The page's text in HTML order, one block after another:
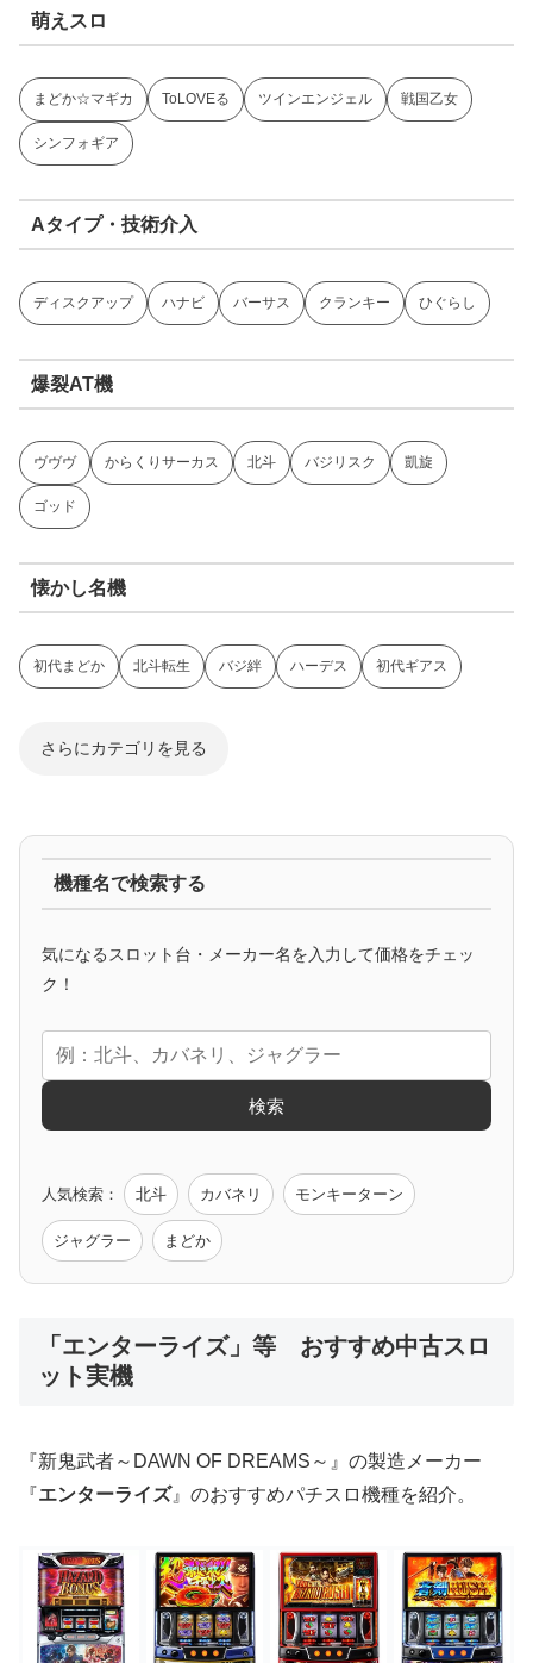
萌えスロ
まどか☆マギカ ToLOVEる ツインエンジェル 戦国乙女
シンフォギア
Aタイプ・技術介入
ディスクアップ ハナビ バーサス クランキー ひぐらし
爆裂AT機
ヴヴヴ からくりサーカス 北斗 バジリスク 凱旋
ゴッド
懐かし名機
初代まどか 北斗転生 バジ絆 ハーデス 初代ギアス
さらにカテゴリを見る
アニメタイアップ
エヴァ コードギアス 化物語 炎炎ノ消防隊
モンハン バイオ ペルソナ
値下げ台 ディスクアップ
機種名で検索する
気になるスロット台・メーカー名を入力して価格をチェッ
ク！
検索
人気検索： 北斗 カバネリ モンキーターン
ジャグラー まどか
「エンターライズ」等 おすすめ中古スロ
ット実機
『新鬼武者～DAWN OF DREAMS～』の製造メーカー
『エンターライズ』のおすすめパチスロ機種を紹介。